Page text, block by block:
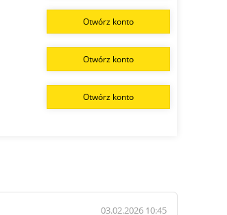
Otwórz konto
Otwórz konto
Otwórz konto
03.02.2026 10:45